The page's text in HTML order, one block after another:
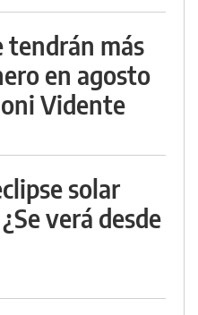
tendrán más
en agosto
Vidente
solar
verá desde